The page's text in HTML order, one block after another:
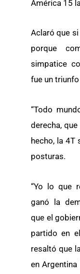
América 15
Aclaró que
porque
simpatice
fue un
“Todo
derecha,
hecho, la 4T
posturas.
“Yo lo que
ganó la
que el
partido en
resaltó que
en